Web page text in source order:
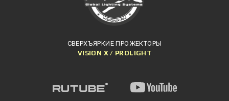
СВЕРХЪЯРКИЕ ПРОЖЕКТОРЫ
VISION X / PROLIGHT